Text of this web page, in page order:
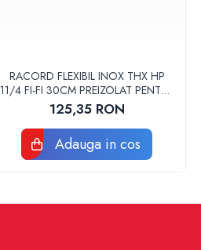
RACORD FLEXIBIL INOX THX HP
11/4 FI-FI 30CM PREIZOLAT PENTRU
POMPA DE CALDURA - THX
125,35 RON
Adauga in cos